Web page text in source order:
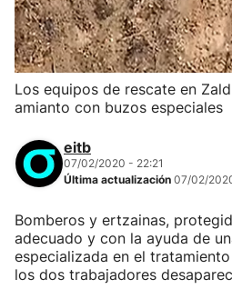
Los equipos de rescate en
amianto con buzos especiales
eitb
07/02/2020 - 22:21
Última actualización 07/02/
Bomberos y ertzainas,
adecuado y con la ayuda de
especializada en el
los dos trabajadores